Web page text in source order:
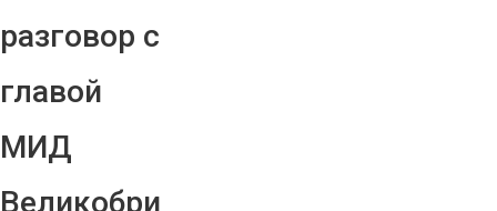
разговор с
главой
МИД
Великобри